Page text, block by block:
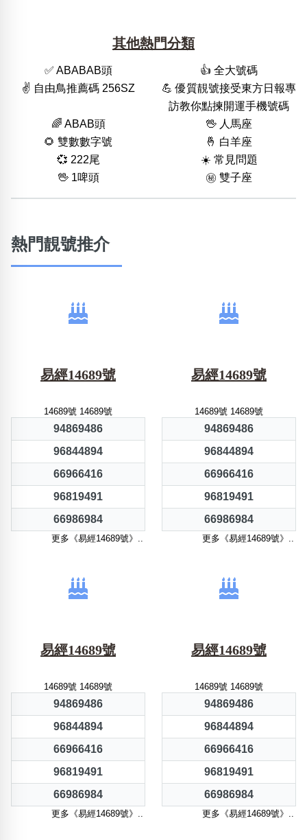
其他熱門分類
✅ ABABAB頭
👍 全大號碼
✌️ 自由鳥推薦碼 256SZ
💪 優質靚號接受東方日報專
訪教你點揀開運手機號碼
🌈 ABAB頭
🖖 人馬座
🌻 雙數數字號
🤞 白羊座
💞 222尾
☀️ 常見問題
🖖 1啤頭
㊙️ 雙子座
熱門靚號推介
易經14689號
14689號 14689號
94869486
96844894
66966416
96819491
66986984
更多《易經14689號》..
易經14689號
14689號 14689號
94869486
96844894
66966416
96819491
66986984
更多《易經14689號》..
易經14689號
14689號 14689號
94869486
96844894
66966416
96819491
66986984
更多《易經14689號》..
易經14689號
14689號 14689號
94869486
96844894
66966416
96819491
66986984
更多《易經14689號》..